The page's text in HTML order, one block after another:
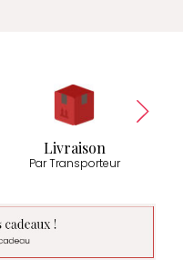
Livraison
Par Transporteur